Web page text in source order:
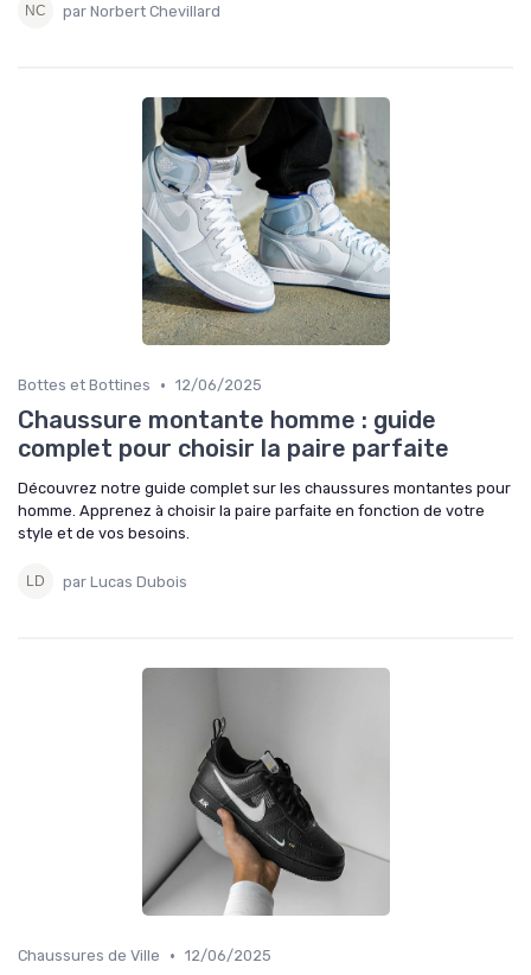
par Norbert Chevillard
Bottes et Bottines • 12/06/2025
Chaussure montante homme : guide
complet pour choisir la paire parfaite
Découvrez notre guide complet sur les chaussures montantes pour
homme. Apprenez à choisir la paire parfaite en fonction de votre
style et de vos besoins.
par Lucas Dubois
Chaussures de Ville • 12/06/2025